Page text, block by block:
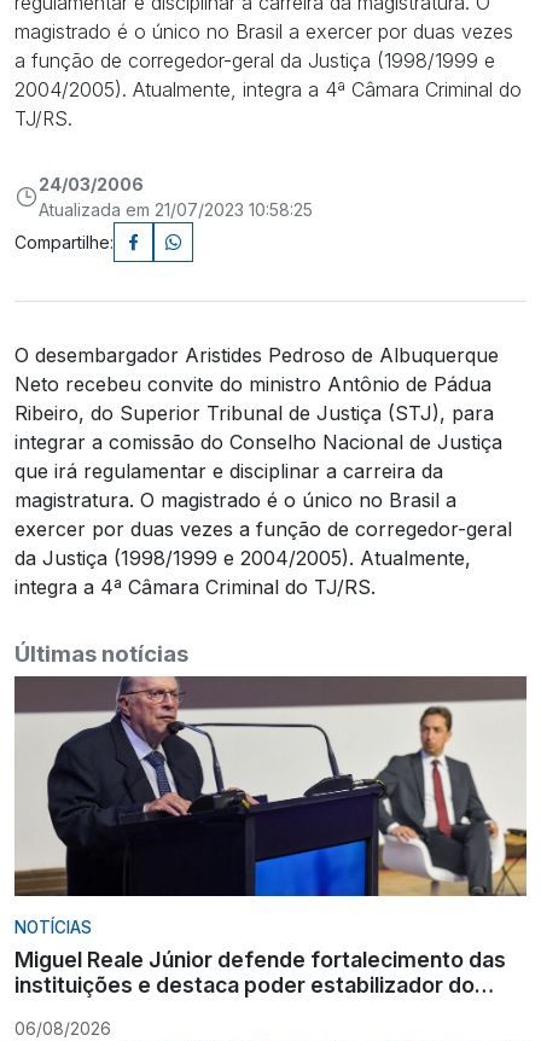
magistrado é o único no Brasil a exercer por duas vezes
a função de corregedor-geral da Justiça (1998/1999 e
2004/2005). Atualmente, integra a 4ª Câmara Criminal do
TJ/RS.
24/03/2006
Atualizada em 21/07/2023 10:58:25
Compartilhe:
O desembargador Aristides Pedroso de Albuquerque
Neto recebeu convite do ministro Antônio de Pádua
Ribeiro, do Superior Tribunal de Justiça (STJ), para
integrar a comissão do Conselho Nacional de Justiça
que irá regulamentar e disciplinar a carreira da
magistratura. O magistrado é o único no Brasil a
exercer por duas vezes a função de corregedor-geral
da Justiça (1998/1999 e 2004/2005). Atualmente,
integra a 4ª Câmara Criminal do TJ/RS.
Últimas notícias
NOTÍCIAS
Miguel Reale Júnior defende fortalecimento das
instituições e destaca poder estabilizador do
06/08/2026